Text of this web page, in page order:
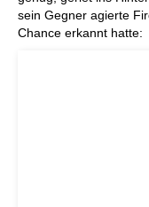
sein Gegner agierte
Chance erkannt hatte: